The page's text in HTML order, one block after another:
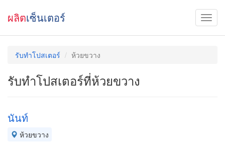
ผลิตเซ็นเตอร์
รับทำโปสเตอร์ ห้วยขวาง
รับทำโปสเตอร์ที่ห้วยขวาง
นันท์
ห้วยขวาง